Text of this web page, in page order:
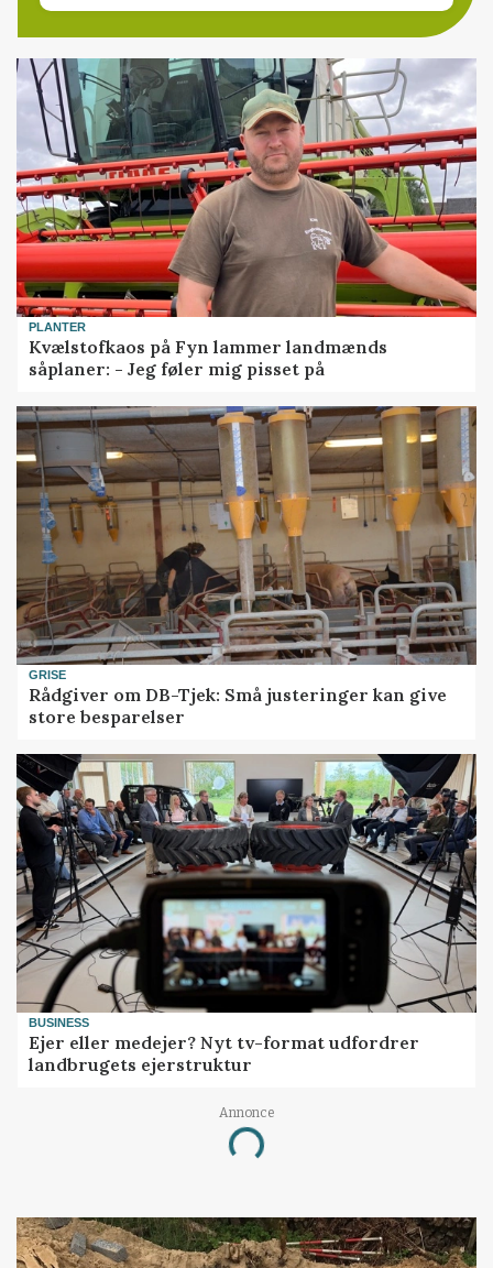
PLANTER
Kvælstofkaos på Fyn lammer landmænds
såplaner: - Jeg føler mig pisset på
GRISE
Rådgiver om DB-Tjek: Små justeringer kan give
store besparelser
BUSINESS
Ejer eller medejer? Nyt tv-format udfordrer
landbrugets ejerstruktur
Annonce
Loading...